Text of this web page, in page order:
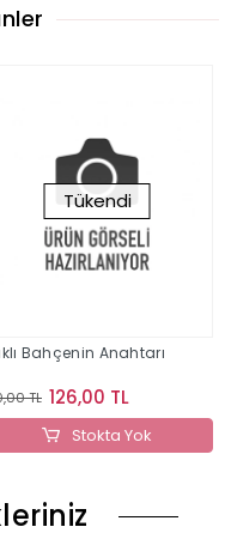
Tükendi
Bahçenin Anahtarı
TL 126,00 TL
Stokta Yok